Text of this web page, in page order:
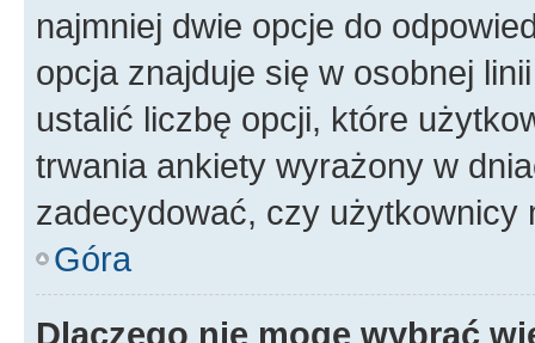
najmniej dwie opcje do
opcja znajduje się w osobnej
ustalić liczbę opcji, które
trwania ankiety wyrażony w
zadecydować, czy użytkownicy
Góra
Dlaczego nie mogę wybrać